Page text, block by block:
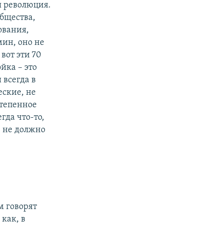
революция.
оно не
эти 70
– это
в
не
что-то,
не должно
говорят
в